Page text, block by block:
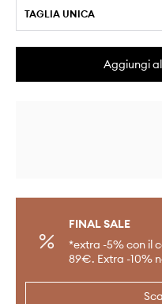
TAGLIA UNICA
Aggiungi
FINAL SALE
*extra -5% con il
89€. Extra -10%